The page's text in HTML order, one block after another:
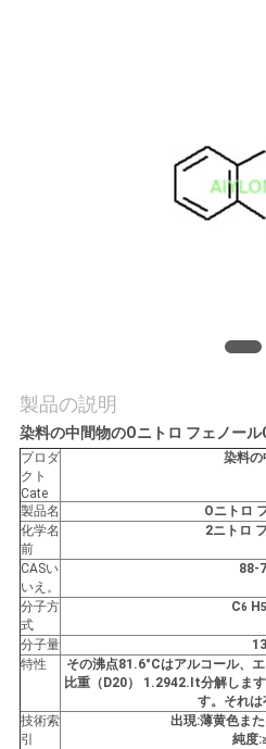
ー
品
質
管
理
金
製品の説明
染料の中間物のOニトロ フェノー
プロダ
クト
Cate
染料の
製品名
Oニトロ
化学名
前
2ニトロ
CASい
いえ。
88-
分子方
式
C6 H
分子量
特性
その沸点81.6°Cはアルコール、
比重（D20） 1.2942.It分解しま
す。それは
技術索
引
出現:薄黄色ま
純度